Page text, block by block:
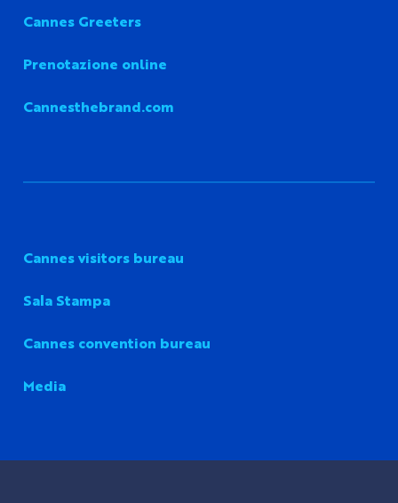
Cannes Greeters
Prenotazione online
Cannesthebrand.com
Cannes visitors bureau
Sala Stampa
Cannes convention bureau
Media